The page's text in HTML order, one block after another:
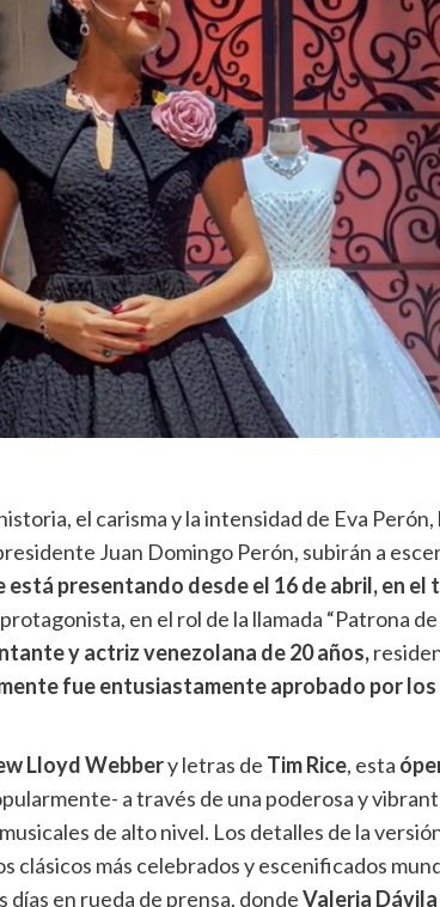
el carisma y la intensidad de Eva
Juan Domingo Perón, subirán a
está presentando desde el 16 de abril, en el
en el rol de la llamada “Patrona
y actriz venezolana de 20 años,
fue entusiastamente aprobado por
Lloyd Webbery letras de Tim Rice, esta
a través de una poderosa y
de alto nivel. Los detalles de la
clásicos más celebrados y escenificados
días en rueda de prensa, dondeValeria